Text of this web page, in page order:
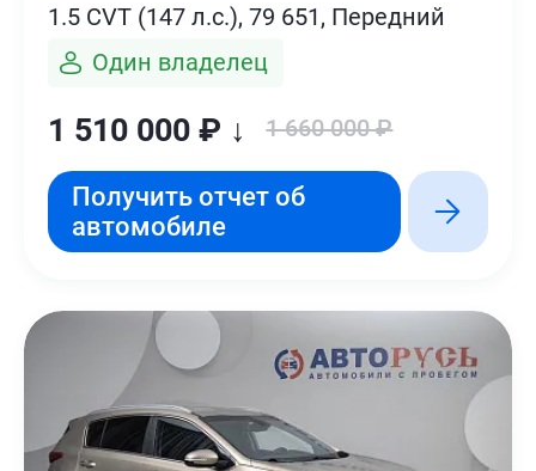
1.5 CVT (147 л.с.), 79 651, Передний
Один владелец
1 510 000 ₽ ↓ 1 660 000 ₽
Получить отчет об
автомобиле